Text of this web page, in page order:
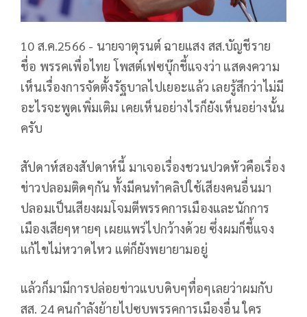
10 ส.ค.2566 - นายจาตุรนต์ ฉายแสง สส.บัญชีราย
ชื่อ พรรคเพื่อไทย โพสต์เฟซบุ๊กชี้แจงว่า แสดงความ
เห็นเรื่องการจัดตั้งรัฐบาลไปเยอะแล้ว เลยรู้สึกว่าไม่มี
อะไรจะพูดเพิ่มเติม เคยเห็นอย่างไรก็ยังเห็นอย่างนั้น
ครับ
สัปดาห์สองสัปดาห์นี้ มาเจอเรื่องชวนปวดหัวคือเรื่อง
ข่าวปลอมติดๆกัน ทั้งมีคนทำคลิปใช้เสียงคนอื่นมา
ปลอมเป็นเสียงผมโจมตีพรรคการเมืองและนักการ
เมืองเสียๆหายๆ เผยแพร่ไปกว้างด้วย ซึ่งผมก็ชี้แจง
แก้ไขไม่หวาดไหว แต่ก็ยังพยายามอยู่
แล้วก็มามีการปล่อยข่าวแบบดิบๆทื่อๆเลยว่าผมกับ
สส. 24 คนกำลังย้ายไปซบพรรคการเมืองอื่น ใคร